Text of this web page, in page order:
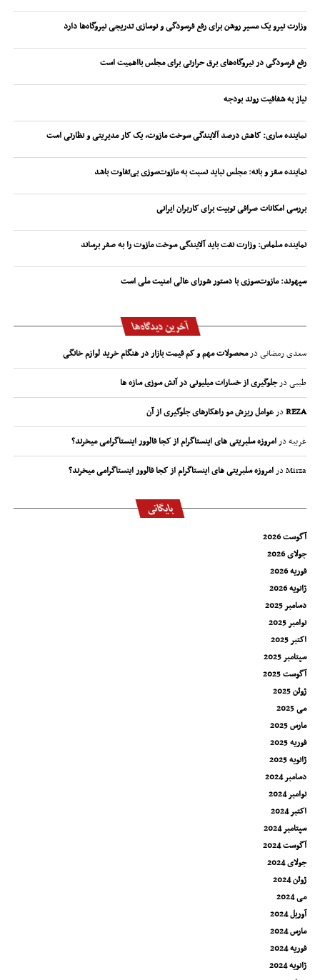
وزارت نیرو یک مسیر روشن برای رفع فرسودگی و نوسازی تدریجی نیروگاه‌ها دارد
رفع فرسودگی در نیروگاه‌های برق حرارتی برای مجلس بااهمیت است
نیاز به شفافیت روند بودجه
نماینده ساری: کاهش درصد آلایندگی سوخت مازوت، یک کار مدیریتی و نظارتی است
نماینده سقز و بانه: مجلس نباید نسبت به مازوت‌سوزی بی‌تفاوت باشد
بررسی امکانات صرافی توبیت برای کاربران ایرانی
نماینده سلماس: وزارت نفت باید آلایندگی سوخت مازوت را به صفر برساند
سپهوند:‌ مازوت‌سوزی با دستور شورای عالی امنیت ملی است
آخرین دیدگاه‌ها
سعدی رمضانیدرمحصولات مهم و کم قیمت بازار در هنگام خرید لوازم خانگی
طیبیدرجلوگیری از خسارات میلیونی در آتش سوزی سازه ها
REZAدرعوامل ریزش مو راهکارهای جلوگیری از آن
غریبهدرامروزه سلبریتی های اینستاگرام از کجا فالوور اینستاگرامی میخرند؟
Mirzaدرامروزه سلبریتی های اینستاگرام از کجا فالوور اینستاگرامی میخرند؟
بایگانی
آگوست 2026
جولای 2026
فوریه 2026
ژانویه 2026
دسامبر 2025
نوامبر 2025
اکتبر 2025
سپتامبر 2025
آگوست 2025
ژوئن 2025
می 2025
مارس 2025
فوریه 2025
ژانویه 2025
دسامبر 2024
نوامبر 2024
اکتبر 2024
سپتامبر 2024
آگوست 2024
جولای 2024
ژوئن 2024
می 2024
آوریل 2024
مارس 2024
فوریه 2024
ژانویه 2024